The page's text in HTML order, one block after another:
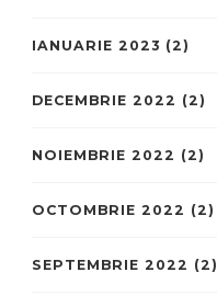
IANUARIE 2023 (2)
DECEMBRIE 2022 (2)
NOIEMBRIE 2022 (2)
OCTOMBRIE 2022 (2)
SEPTEMBRIE 2022 (2)